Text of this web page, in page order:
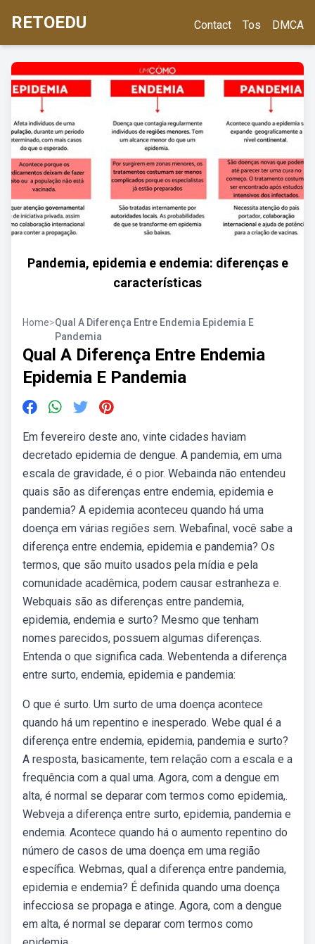
RETOEDU Contact Tos DMCA
Pandemia, epidemia e endemia: diferenças e
características
Home>Qual A Diferença Entre Endemia Epidemia E
Pandemia
Qual A Diferença Entre Endemia
Epidemia E Pandemia
Em fevereiro deste ano, vinte cidades haviam
decretado epidemia de dengue. A pandemia, em uma
escala de gravidade, é o pior. Webainda não entendeu
quais são as diferenças entre endemia, epidemia e
pandemia? A epidemia aconteceu quando há uma
doença em várias regiões sem. Webafinal, você sabe a
diferença entre endemia, epidemia e pandemia? Os
termos, que são muito usados pela mídia e pela
comunidade acadêmica, podem causar estranheza e.
Webquais são as diferenças entre pandemia,
epidemia, endemia e surto? Mesmo que tenham
nomes parecidos, possuem algumas diferenças.
Entenda o que significa cada. Webentenda a diferença
entre surto, endemia, epidemia e pandemia:
O que é surto. Um surto de uma doença acontece
quando há um repentino e inesperado. Webe qual é a
diferença entre endemia, epidemia, pandemia e surto?
A resposta, basicamente, tem relação com a escala e a
frequência com a qual uma. Agora, com a dengue em
alta, é normal se deparar com termos como epidemia,.
Webveja a diferença entre surto, epidemia, pandemia e
endemia. Acontece quando há o aumento repentino do
número de casos de uma doença em uma região
específica. Webmas, qual a diferença entre pandemia,
epidemia e endemia? É definida quando uma doença
infecciosa se propaga e atinge. Agora, com a dengue
em alta, é normal se deparar com termos como